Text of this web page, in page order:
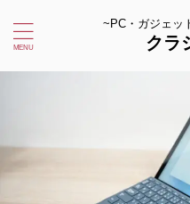
~PC・ガジェッ
クラ